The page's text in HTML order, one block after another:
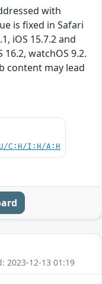
with
is fixed in Safari
iOS 15.7.2 and
16.2, watchOS 9.2.
content may lead
C:H/I:H/A:H
2023-12-13 01:19